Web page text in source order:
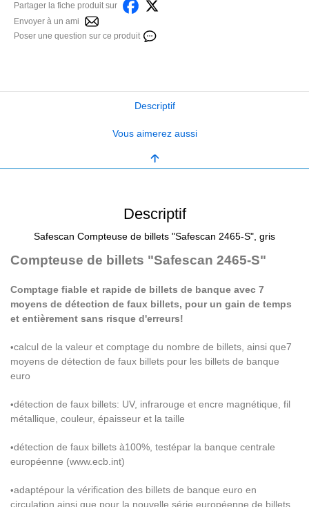
Partager la fiche produit sur
Envoyer à un ami
Poser une question sur ce produit
Descriptif
Vous aimerez aussi
Descriptif
Safescan Compteuse de billets "Safescan 2465-S", gris
Compteuse de billets "Safescan 2465-S"
Comptage fiable et rapide de billets de banque avec 7
moyens de détection de faux billets, pour un gain de temps
et entièrement sans risque d'erreurs!
•calcul de la valeur et comptage du nombre de billets, ainsi que7
moyens de détection de faux billets pour les billets de banque
euro
•détection de faux billets: UV, infrarouge et encre magnétique, fil
métallique, couleur, épaisseur et la taille
•détection de faux billets à100%, testépar la banque centrale
européenne (www.ecb.int)
•adaptépour la vérification des billets de banque euro en
circulation ainsi que pour la nouvelle série européenne de billets